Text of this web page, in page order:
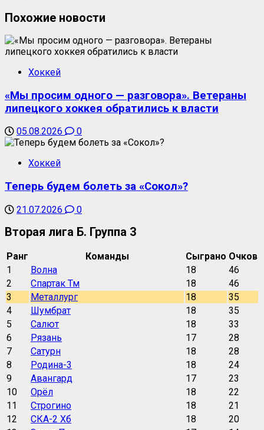
Похожие новости
Хоккей
«Мы просим одного — разговора». Ветераны
липецкого хоккея обратились к власти
05.08.2026 0
Хоккей
Теперь будем болеть за «Сокол»?
21.07.2026 0
Вторая лига Б. Группа 3
Ранг Команды Сыграно Очков
1
Волна 18
46
2
Спартак Тм 18
46
3
Металлург 18
35
4
Шумбрат 18
35
5
Салют 18
33
6
Рязань 17
28
7
Сатурн 18
28
8
Родина-3 18
24
9
Авангард 17
23
10
Орёл 18
22
11
Строгино 18
21
12
СКА-2 Хб 18
20